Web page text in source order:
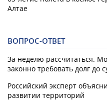
Алтае
ВОПРОС-ОТВЕТ
За неделю рассчитаться.
законно требовать долг до
Российский эксперт
развитии территорий